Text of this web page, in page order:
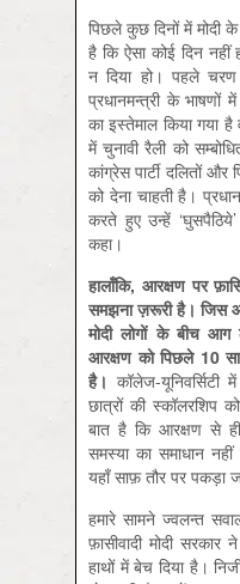
पिछले कुछ दिनों में मोदी
है कि ऐसा कोई दिन नहीं
न दिया हो। पहले
प्रधानमन्त्री के भाषणों
का इस्तेमाल किया गया
में चुनावी रैली को
कांग्रेस पार्टी दलितों
को देना चाहती है।
करते हुए उन्हें
कहा।
हालाँकि, आरक्षण पर
समझना ज़रूरी है। जिस
मोदी लोगों के बीच आग
आरक्षण को पिछले10
है। कॉलेज-
छात्रों की स्कॉलरशिप
बात है कि आरक्षण से
समस्‍या का समाधान
यहाँ साफ़ तौर पर पकड़ा
हमारे सामने ज्वलन्त
फ़ासीवादी मोदी
हाथों में बेच दिया है।